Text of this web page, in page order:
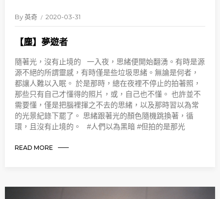
By英奇 2020-03-31
【塵】夢遊者
隨著光，沒有止境的 一入夜，思緒便開始翻湧。有時是源
源不絕的所謂靈感，有時僅是些垃圾思緒。無論是何者，
都讓人難以入眠。 於是那時，總在夜裡不停止的拍著照，
那些只有自己才懂得的照片，或，自己也不懂。 也許並不
需要懂，僅是把腦裡揮之不去的思緒，以及那時習以為常
的光景紀錄下罷了。 思緒跟著光的顏色隨機跳換著，循
環，且沒有止境的。 #人們以為黑暗 #但拍的是那光
READ MORE